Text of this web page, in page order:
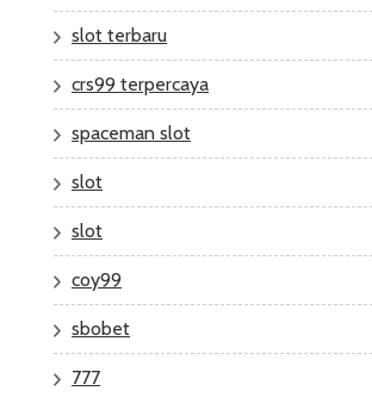
slot terbaru
crs99 terpercaya
spaceman slot
slot
slot
coy99
sbobet
777